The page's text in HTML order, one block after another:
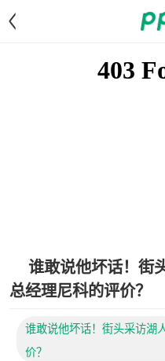
<
谁敢说他坏话！街
总经理尼科的评价？
谁敢说他坏话！街头采访湖
价？